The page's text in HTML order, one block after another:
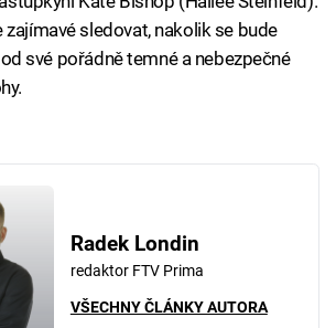
zajímavé sledovat, nakolik se bude
své pořádně temné a nebezpečné
Radek Londin
redaktor FTV Prima
VŠECHNY ČLÁNKY AUTORA